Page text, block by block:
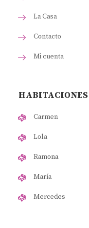
La Casa
Contacto
Mi cuenta
HABITACIONES
Carmen
Lola
Ramona
María
Mercedes